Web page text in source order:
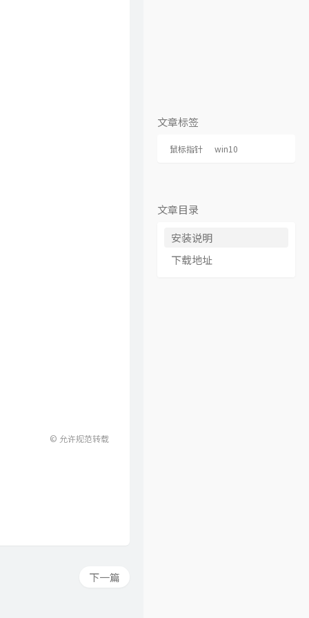
© 允许规范转载
下一篇
文章标签
鼠标指针 win10
文章目录
安装说明
下载地址